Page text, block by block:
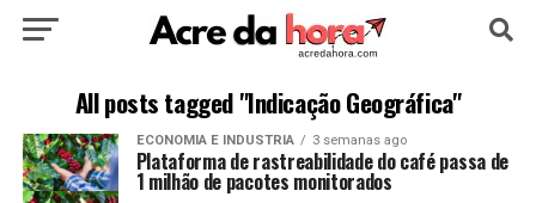
HOME POLÍTICA CULTURA ESPORTE
EDUCAÇÃO NOTÍCIA MUNDO
All posts tagged "Indicação Geográfica"
ECONOMIA E INDUSTRIA 3 semanas ago
Plataforma de rastreabilidade do café passa de
1 milhão de pacotes monitorados